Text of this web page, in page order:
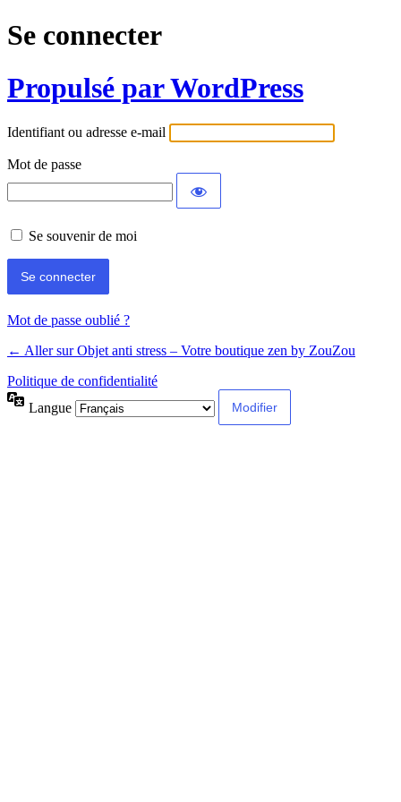
Se connecter
Propulsé par WordPress
Identifiant ou adresse e-mail
Mot de passe
Se souvenir de moi
Mot de passe oublié ?
← Aller sur Objet anti stress – Votre boutique zen by ZouZou
Politique de confidentialité
Langue